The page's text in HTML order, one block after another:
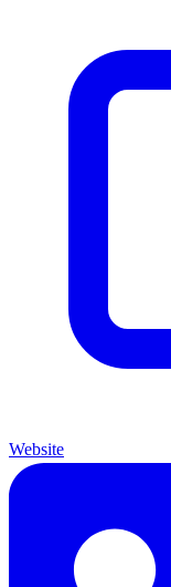
Website